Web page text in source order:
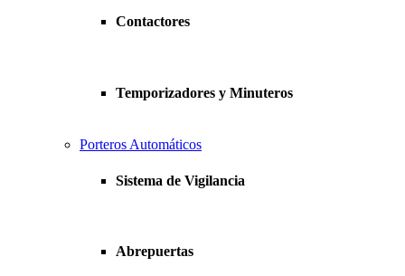
Contactores
Temporizadores y Minuteros
Porteros Automáticos
Sistema de Vigilancia
Abrepuertas